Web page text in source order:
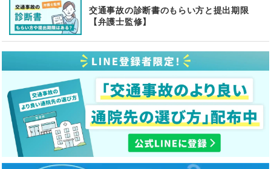
交通事故の診断書のもらい方と提出期限
【弁護士監修】